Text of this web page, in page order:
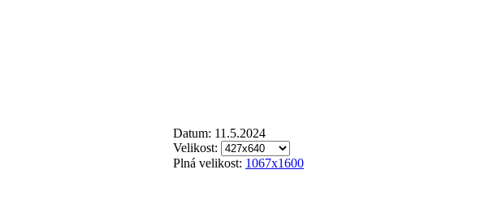
Datum: 11.5.2024
Velikost:
Plná velikost: 1067x1600